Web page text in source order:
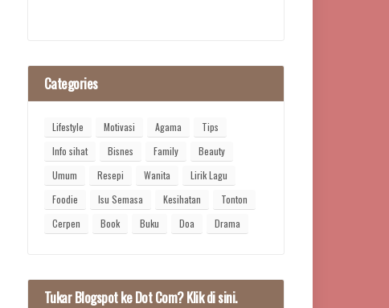
Categories
Lifestyle Motivasi Agama
Tips
Info sihat
Bisnes Family
Beauty
Umum
Resepi Wanita
Lirik Lagu
Foodie
Isu Semasa Kesihatan
Tonton
Cerpen
Book Buku Doa Drama
Tukar Blogspot ke Dot Com? Klik di sini.